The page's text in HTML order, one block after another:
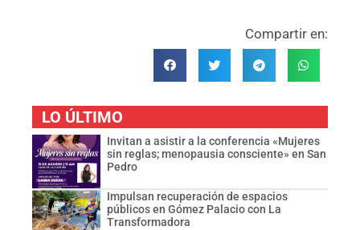
Compartir en:
LO ÚLTIMO
Invitan a asistir a la conferencia «Mujeres
sin reglas; menopausia consciente» en San
Pedro
Impulsan recuperación de espacios
públicos en Gómez Palacio con La
Transformadora